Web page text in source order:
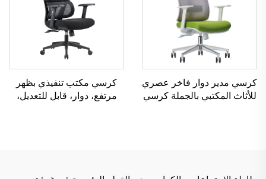
كرسي مدير دوار فاخر عصري
للأثاث المكتبي بالجملة كرسي
كرسي مكتب تنفيذي بظهر
مرتفع، دوار، قابل للتعديل،